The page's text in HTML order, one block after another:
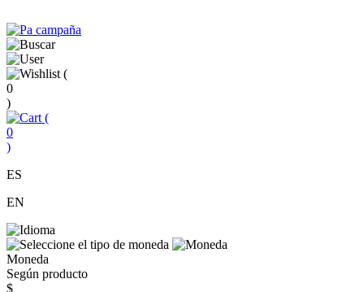
(
0
)
(
0
)
ES
EN
Moneda
Según producto
$